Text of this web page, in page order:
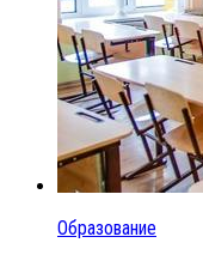
Образование